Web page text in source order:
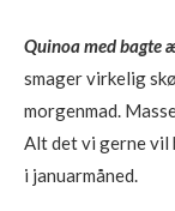
Quinoa med bagte
smager virkelig
morgenmad.
Alt det vi gerne vil
i januarmåned.